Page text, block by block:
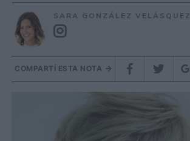
SARA GONZÁLEZ VELÁSQUEZ
COMPARTÍ ESTA NOTA